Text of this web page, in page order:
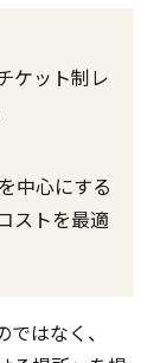
ケット制レ
中心にする
ストを最適
はなく、